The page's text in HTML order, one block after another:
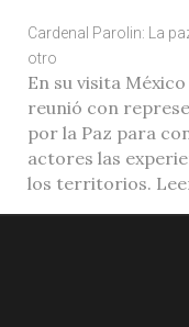
Cardenal Parolin: La
otro
En su visita
reunió con
por la Paz para
actores las
los territorios.